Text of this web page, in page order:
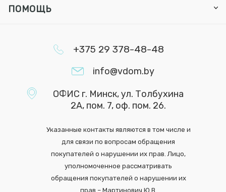
ПОМОЩЬ
+375 29 378-48-48
info@vdom.by
ОФИС г. Минск, ул. Толбухина
2А, пом. 7, оф. пом. 26.
Указанные контакты являются в том числе и
для связи по вопросам обращения
покупателей о нарушении их прав. Лицо,
уполномоченное рассматривать
обращения покупателей о нарушении их
прав – Мартинович Ю.В.